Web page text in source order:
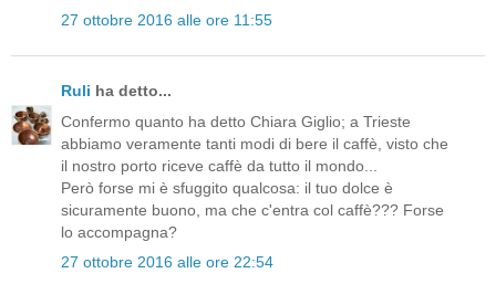
27 ottobre 2016 alle ore 11:55
Ruli ha detto...
Confermo quanto ha detto Chiara Giglio; a Trieste
abbiamo veramente tanti modi di bere il caffè, visto che
il nostro porto riceve caffè da tutto il mondo...
Però forse mi è sfuggito qualcosa: il tuo dolce è
sicuramente buono, ma che c'entra col caffè??? Forse
lo accompagna?
27 ottobre 2016 alle ore 22:54